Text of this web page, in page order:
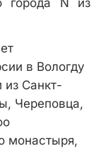
города N из
в Вологду
из Санкт-
Череповца,
монастыря,